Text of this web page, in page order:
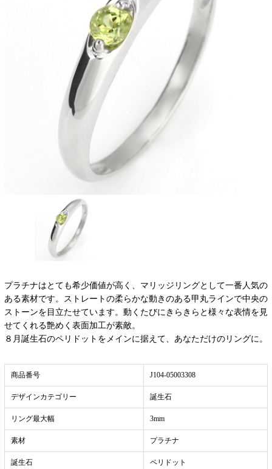
プラチナはとても希少価値が高く、マリッジリングとして一番人気の
ある素材です。ストレートの柔らかな動きのある甲丸ラインで中央の
ストーンを目立たせています。動くたびにきらきらと様々な表情を見
せてくれる艶めく表面加工が素敵。
８月誕生石のペリドットをメインに据えて、あなただけのリングに。
商品番号 J104-05003308
デザインカテゴリー 誕生石
リング最大幅 3mm
素材 プラチナ
誕生石 ペリドット